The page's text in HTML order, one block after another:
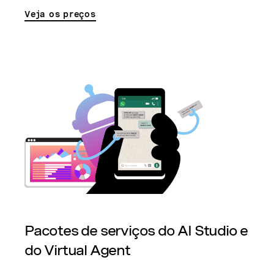
Veja os preços
Pacotes de serviços do AI Studio e
do Virtual Agent